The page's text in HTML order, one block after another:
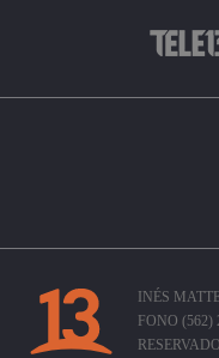
INÉS
FONO (562)